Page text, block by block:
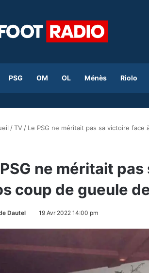
PSG OM OL Ménès Riolo
/TV / Le PSG ne méritait pas sa victoire face
ne méritait pas
coup de gueule
Dautel 19 Avr 2022 14:00 pm